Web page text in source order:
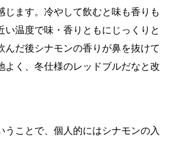
じます。冷やして飲むと味も香りも
い温度で味・香りともにじっくりと
んだ後シナモンの香りが鼻を抜けて
よく、冬仕様のレッドブルだなと改
うことで、個人的にはシナモンの入